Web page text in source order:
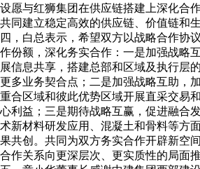
设愿与红狮集团在供应链搭建上深化合
共同建立稳定高效的供应链、价值链和生
四，白总表示，希望双方以战略合作协
作份额，深化务实合作：一是加强战略
展信息共享，搭建总部和区域及执行层
更多业务契合点；二是加强战略互助，
重合区域和彼此优势区域开展直采交易
心利益；三是期待战略互赢，促进融合
术新材料研发应用、混凝土和骨料等方
果共创。共同为双方务实合作开辟新空
合作关系向更深层次、更实质性的局面